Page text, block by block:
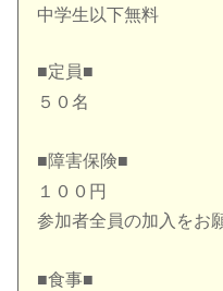
中学生以下無料
■定員■
５０名
■障害保険■
１００円
参加者全員の加入をお
■食事■